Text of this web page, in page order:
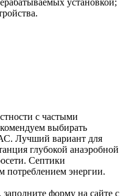
с частыми
выбирать
Лучший вариант для
глубокой анаэробной
Септики
потреблением энергии.
форму на сайте с